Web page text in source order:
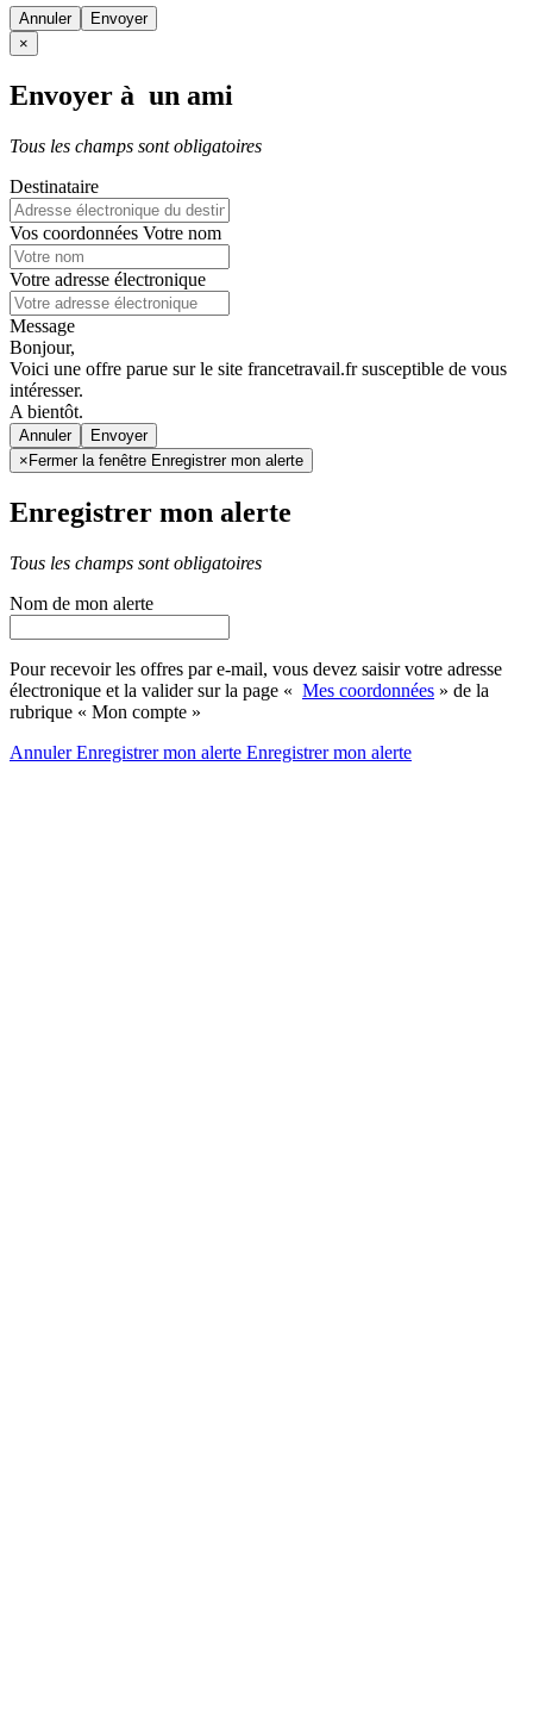
Annuler
×
Envoyer à un ami
Tous les champs sont obligatoires
Destinataire
Vos coordonnées Votre nom
Votre adresse électronique
Message
Bonjour,
Voici une offre parue sur le site francetravail.fr susceptible de vous
intéresser.
A bientôt.
Annuler
× Fermer la fenêtre Enregistrer mon alerte
Enregistrer mon alerte
Tous les champs sont obligatoires
Nom de mon alerte
Pour recevoir les offres par e-mail, vous devez saisir votre adresse
électronique et la valider sur la page « Mes coordonnées » de la
rubrique « Mon compte »
AnnulerEnregistrer mon alerte Enregistrermon alerte